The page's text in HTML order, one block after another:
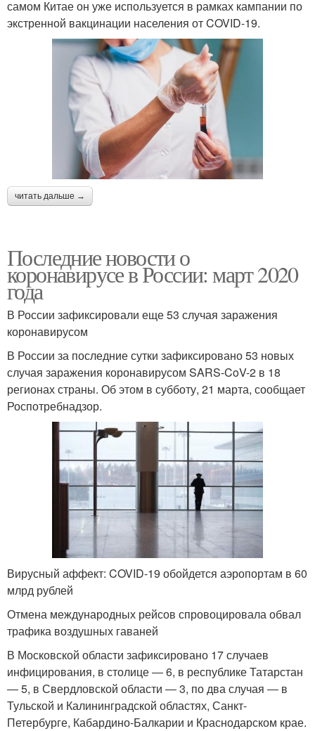
самом Китае он уже используется в рамках кампании по
экстренной вакцинации населения от COVID-19.
читать дальше →
Последние новости о
коронавирусе в России: март 2020
года
В России зафиксировали еще 53 случая заражения
коронавирусом
В России за последние сутки зафиксировано 53 новых
случая заражения коронавирусом SARS-CoV-2 в 18
регионах страны. Об этом в субботу, 21 марта, сообщает
Роспотребнадзор.
Вирусный аффект: COVID-19 обойдется аэропортам в 60
млрд рублей
Отмена международных рейсов спровоцировала обвал
трафика воздушных гаваней
В Московской области зафиксировано 17 случаев
инфицирования, в столице ― 6, в республике Татарстан
― 5, в Свердловской области ― 3, по два случая ― в
Тульской и Калининградской областях, Санкт-
Петербурге, Кабардино-Балкарии и Краснодарском крае.